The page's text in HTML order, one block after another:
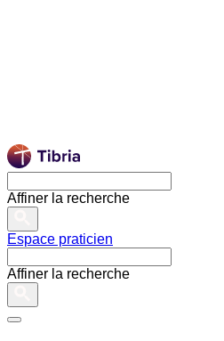
Affiner la recherche
Espace praticien
Affiner la recherche